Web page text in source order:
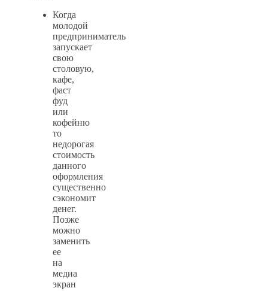
Когда
молодой
предприниматель
запускает
свою
столовую,
кафе,
фаст
фуд
или
кофейню
то
недорогая
стоимость
данного
оформления
существенно
сэкономит
денег.
Позже
можно
заменить
ее
на
медиа
экран